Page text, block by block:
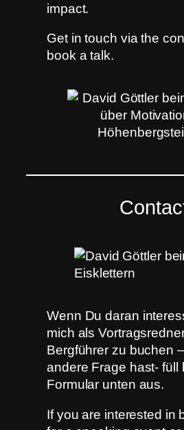
impact.
Get in touch via the
book a talk.
Wenn Du daran
mich als
Bergführer zu buchen
andere Frage hast- füll
Formular unten aus.
If you are interested in